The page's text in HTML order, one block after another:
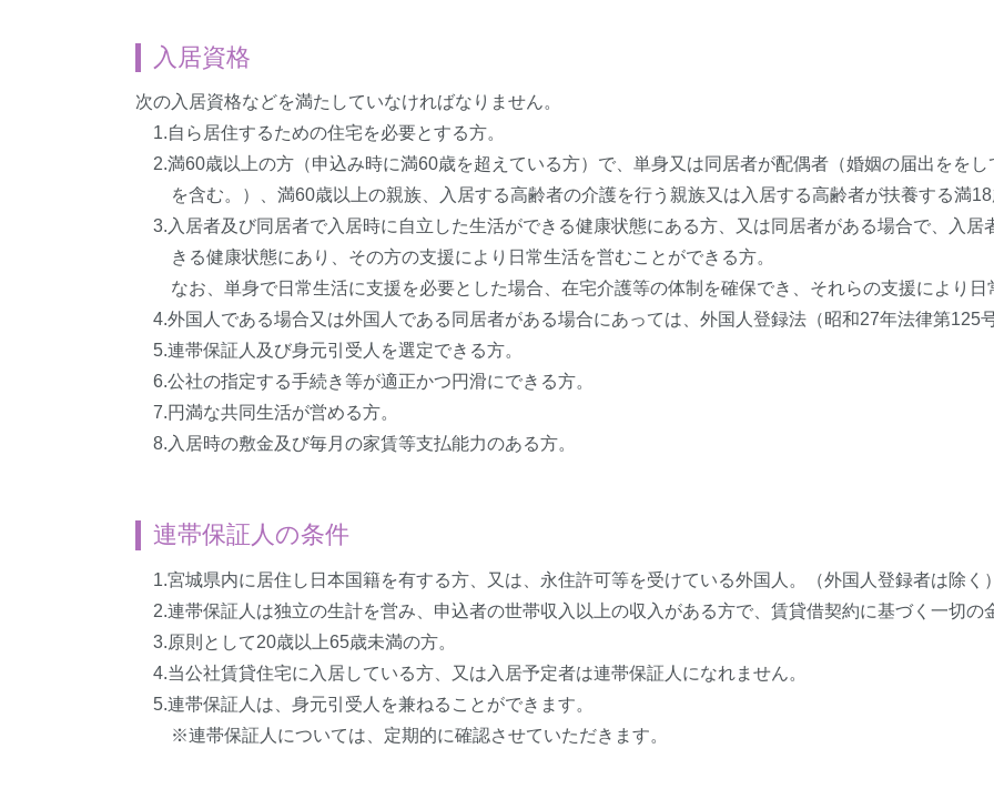
入居資格
次の入居資格などを満たしていなければなりません。
1.自ら居住するための住宅を必要とする方。
2.満60歳以上の方（申込み時に満60歳を超えている方）で、単身又は同居者が配偶者（婚姻の届出をを
を含む。）、満60歳以上の親族、入居する高齢者の介護を行う親族又は入居する高齢者が扶養する満18
3.入居者及び同居者で入居時に自立した生活ができる健康状態にある方、又は同居者がある場合で、入
きる健康状態にあり、その方の支援により日常生活を営むことができる方。
なお、単身で日常生活に支援を必要とした場合、在宅介護等の体制を確保でき、それらの支援により日
4.外国人である場合又は外国人である同居者がある場合にあっては、外国人登録法（昭和27年法律第125
5.連帯保証人及び身元引受人を選定できる方。
6.公社の指定する手続き等が適正かつ円滑にできる方。
7.円満な共同生活が営める方。
8.入居時の敷金及び毎月の家賃等支払能力のある方。
連帯保証人の条件
1.宮城県内に居住し日本国籍を有する方、又は、永住許可等を受けている外国人。（外国人登録者は除く）
2.連帯保証人は独立の生計を営み、申込者の世帯収入以上の収入がある方で、賃貸借契約に基づく一切の
3.原則として20歳以上65歳未満の方。
4.当公社賃貸住宅に入居している方、又は入居予定者は連帯保証人になれません。
5.連帯保証人は、身元引受人を兼ねることができます。
※連帯保証人については、定期的に確認させていただきます。